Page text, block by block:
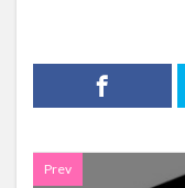
Prev